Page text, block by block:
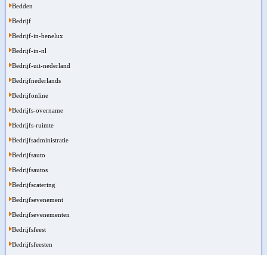
Bedden
Bedrijf
Bedrijf-in-benelux
Bedrijf-in-nl
Bedrijf-uit-nederland
Bedrijfnederlands
Bedrijfonline
Bedrijfs-overname
Bedrijfs-ruimte
Bedrijfsadministratie
Bedrijfsauto
Bedrijfsautos
Bedrijfscatering
Bedrijfsevenement
Bedrijfsevenementen
Bedrijfsfeest
Bedrijfsfeesten